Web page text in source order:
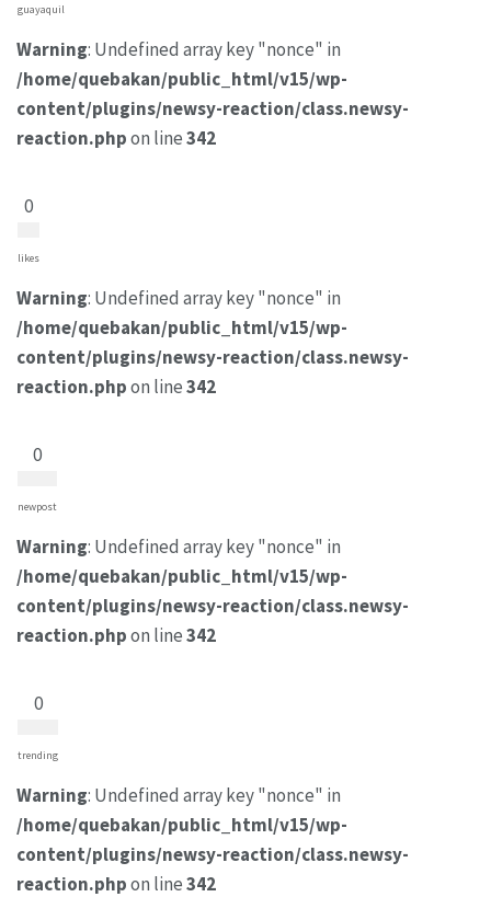
guayaquil
Warning: Undefined array key "nonce" in
/home/quebakan/public_html/v15/wp-
content/plugins/newsy-reaction/class.newsy-
reaction.phpon line342
0
likes
Warning: Undefined array key "nonce" in
/home/quebakan/public_html/v15/wp-
content/plugins/newsy-reaction/class.newsy-
reaction.phpon line342
0
newpost
Warning: Undefined array key "nonce" in
/home/quebakan/public_html/v15/wp-
content/plugins/newsy-reaction/class.newsy-
reaction.phpon line342
0
trending
Warning: Undefined array key "nonce" in
/home/quebakan/public_html/v15/wp-
content/plugins/newsy-reaction/class.newsy-
reaction.phpon line342